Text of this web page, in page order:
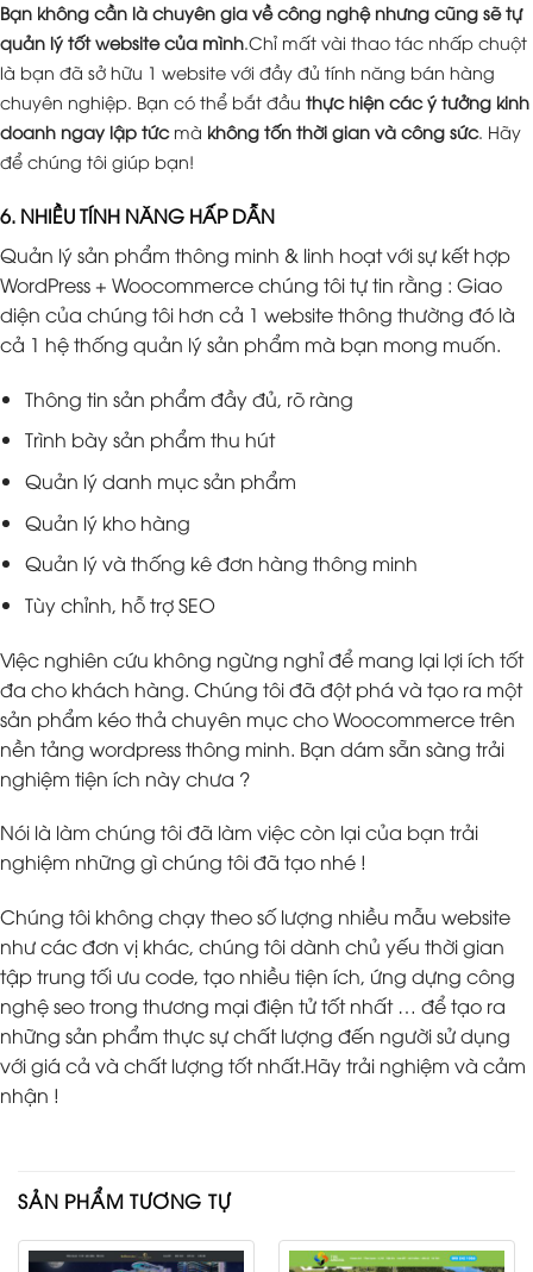
Bạn không cần là chuyên gia về công nghệ nhưng cũng sẽ tự
quản lý tốt website của mình.Chỉ mất vài thao tác nhấp chuột
là bạn đã sở hữu 1 website với đầy đủ tính năng bán hàng
chuyên nghiệp. Bạn có thể bắt đầu thực hiện các ý tưởng kinh
doanh ngay lập tứcmà không tốn thời gian và công sức. Hãy
để chúng tôi giúp bạn!
6. NHIỀU TÍNH NĂNG HẤP DẪN
Quản lý sản phẩm thông minh & linh hoạt với sự kết hợp
WordPress + Woocommerce chúng tôi tự tin rằng : Giao
diện của chúng tôi hơn cả 1 website thông thường đó là
cả 1 hệ thống quản lý sản phẩm mà bạn mong muốn.
Thông tin sản phẩm đầy đủ, rõ ràng
Trình bày sản phẩm thu hút
Quản lý danh mục sản phẩm
Quản lý kho hàng
Quản lý và thống kê đơn hàng thông minh
Tùy chỉnh, hỗ trợ SEO
Việc nghiên cứu không ngừng nghỉ để mang lại lợi ích tốt
đa cho khách hàng. Chúng tôi đã đột phá và tạo ra một
sản phẩm kéo thả chuyên mục cho Woocommerce trên
nền tảng wordpress thông minh. Bạn dám sẵn sàng trải
nghiệm tiện ích này chưa ?
Nói là làm chúng tôi đã làm việc còn lại của bạn trải
nghiệm những gì chúng tôi đã tạo nhé !
Chúng tôi không chạy theo số lượng nhiều mẫu website
như các đơn vị khác, chúng tôi dành chủ yếu thời gian
tập trung tối ưu code, tạo nhiều tiện ích, ứng dựng công
nghệ seo trong thương mại điện tử tốt nhất … để tạo ra
những sản phẩm thực sự chất lượng đến người sử dụng
với giá cả và chất lượng tốt nhất.Hãy trải nghiệm và cảm
nhận !
SẢN PHẨM TƯƠNG TỰ